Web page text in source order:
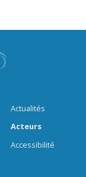
Actualités
Acteurs
Accessibilité